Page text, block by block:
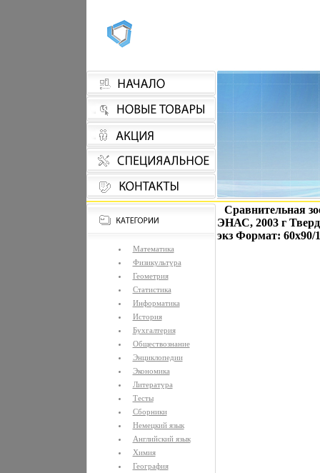
Математика
Физикультура
Геометрия
Статистика
Информатика
История
Бухгалтерия
Обществознание
Энциклопедии
Экономика
Литература
Тесты
Сборники
Немецкий язык
Английский язык
Химия
География
Сравнительная
ЭНАС, 2003 г
экз Формат: 60x90/